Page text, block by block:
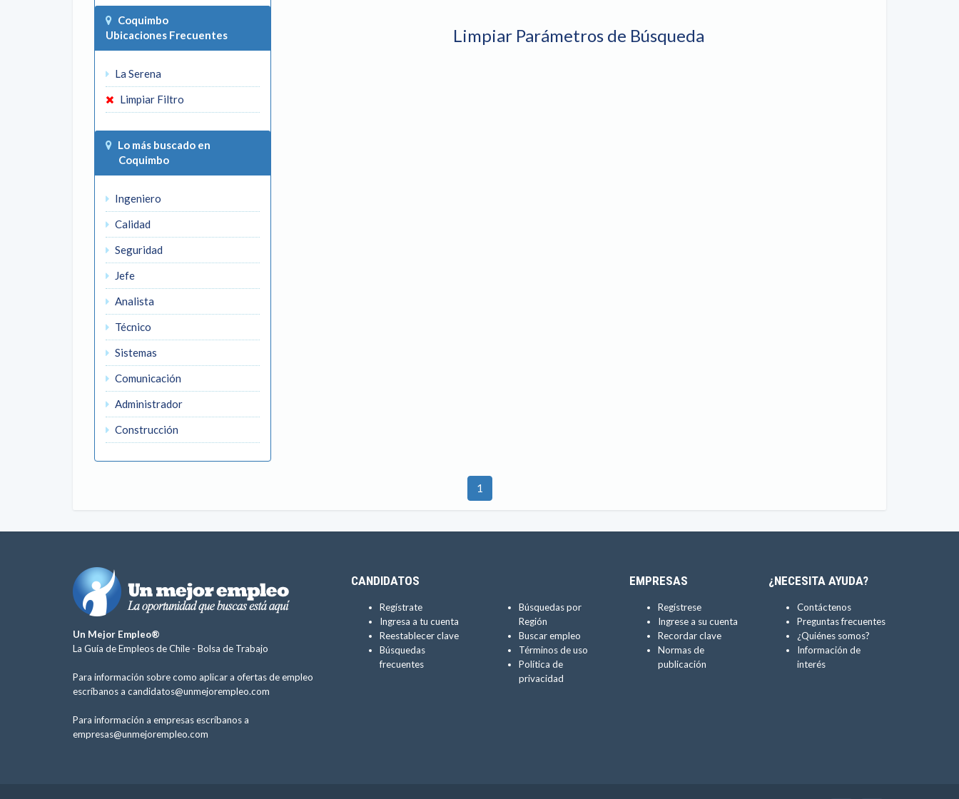
Coquimbo
Ubicaciones Frecuentes
La Serena
Limpiar Filtro
Lo más buscado en
Coquimbo
Ingeniero
Calidad
Seguridad
Jefe
Analista
Técnico
Sistemas
Comunicación
Administrador
Construcción
Limpiar Parámetros de Búsqueda
1
Un Mejor Empleo®
La Guía de Empleos de Chile - Bolsa de Trabajo
Para información sobre como aplicar a ofertas de empleo
escríbanos a candidatos@unmejorempleo.com
Para información a empresas escríbanos a
empresas@unmejorempleo.com
CANDIDATOS
Regístrate
Ingresa a tu cuenta
Reestablecer clave
Búsquedas
frecuentes
Búsquedas por
Región
Buscar empleo
Términos de uso
Política de
privacidad
EMPRESAS
Regístrese
Ingrese a su cuenta
Recordar clave
Normas de
publicación
¿NECESITA AYUDA?
Contáctenos
Preguntas frecuentes
¿Quiénes somos?
Información de
interés